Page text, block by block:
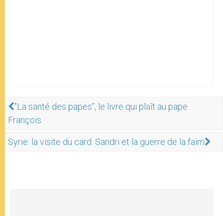
"La santé des papes", le livre qui plaît au pape
François
Syrie: la visite du card. Sandri et la guerre de la faim